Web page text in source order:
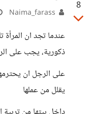
8
عندما تجد ان المرأة
ذكورية، يجب على
على الرجل ان
يقلل من عملها